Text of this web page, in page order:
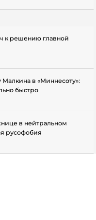
к решению главной
в «Миннесоту»:
быстро
в нейтральном
русофобия